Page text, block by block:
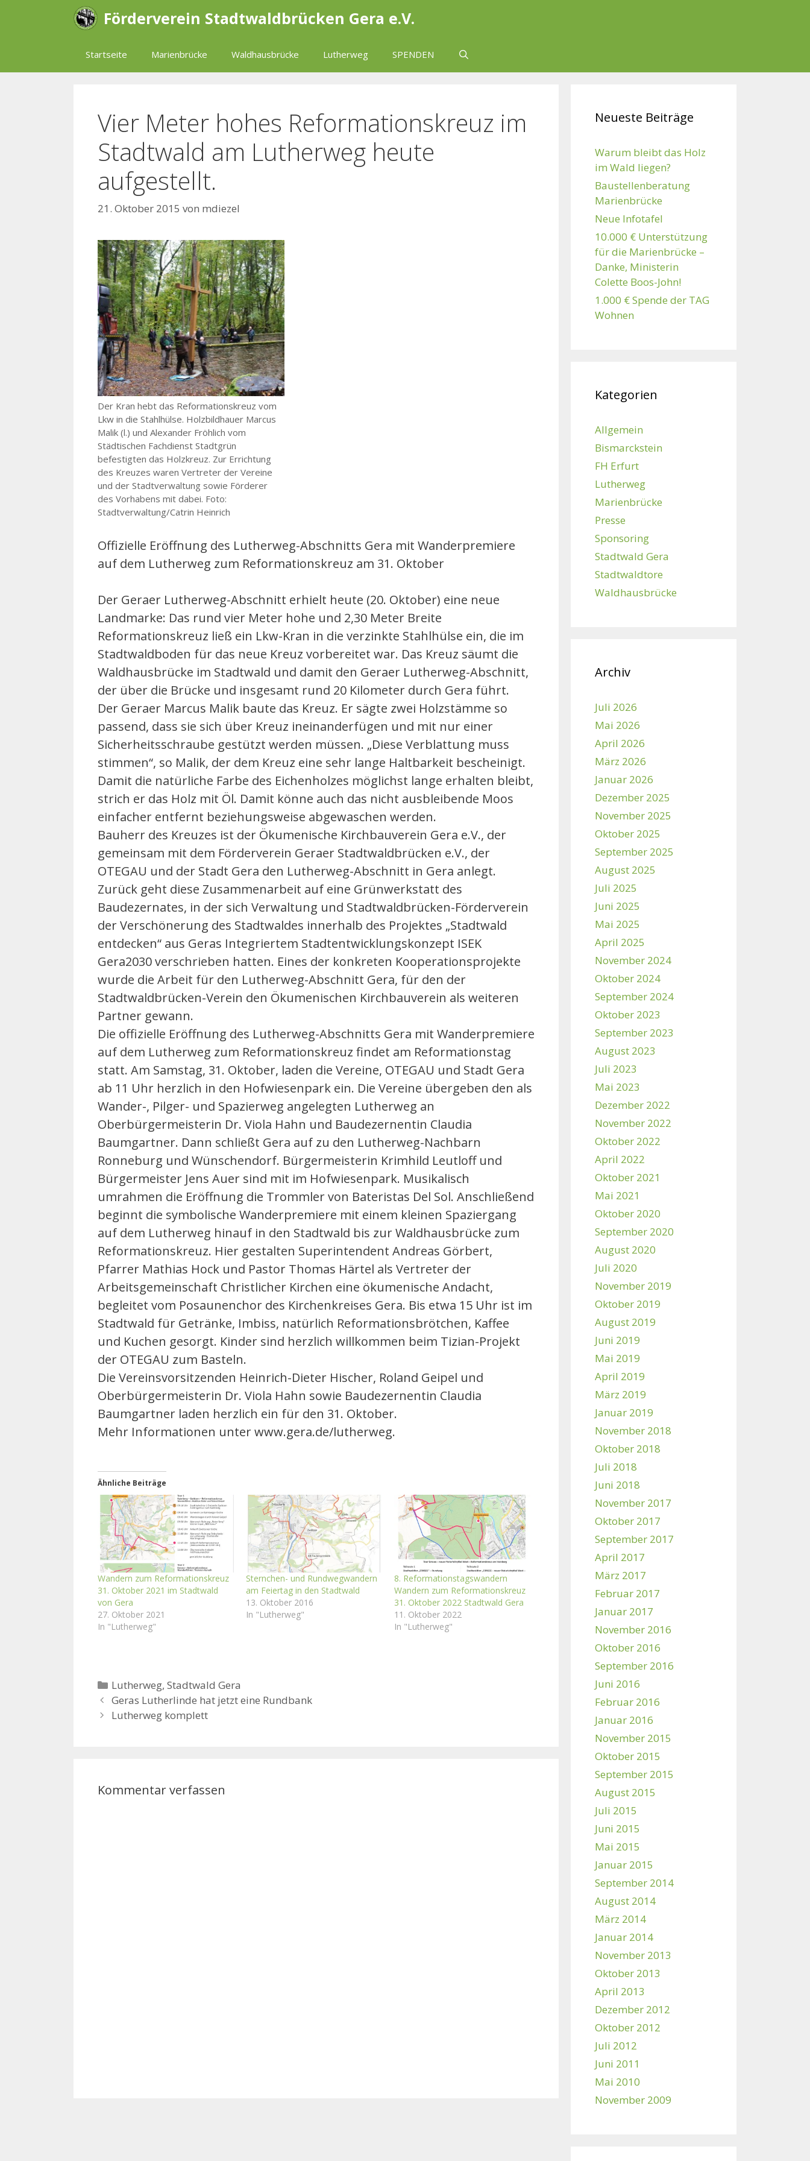
Förderverein Stadtwaldbrücken Gera e.V.
Startseite Marienbrücke Waldhausbrücke Lutherweg SPENDEN
Vier Meter hohes Reformationskreuz im
Stadtwald am Lutherweg heute
aufgestellt.
21. Oktober 2015 von mdiezel
Der Kran hebt das Reformationskreuz vom
Lkw in die Stahlhülse. Holzbildhauer Marcus
Malik (l.) und Alexander Fröhlich vom
Städtischen Fachdienst Stadtgrün
befestigten das Holzkreuz. Zur Errichtung
des Kreuzes waren Vertreter der Vereine
und der Stadtverwaltung sowie Förderer
des Vorhabens mit dabei. Foto:
Stadtverwaltung/Catrin Heinrich
Offizielle Eröffnung des Lutherweg-Abschnitts Gera mit Wanderpremiere
auf dem Lutherweg zum Reformationskreuz am 31. Oktober
Der Geraer Lutherweg-Abschnitt erhielt heute (20. Oktober) eine neue
Landmarke: Das rund vier Meter hohe und 2,30 Meter Breite
Reformationskreuz ließ ein Lkw-Kran in die verzinkte Stahlhülse ein, die im
Stadtwaldboden für das neue Kreuz vorbereitet war. Das Kreuz säumt die
Waldhausbrücke im Stadtwald und damit den Geraer Lutherweg-Abschnitt,
der über die Brücke und insgesamt rund 20 Kilometer durch Gera führt.
Der Geraer Marcus Malik baute das Kreuz. Er sägte zwei Holzstämme so
passend, dass sie sich über Kreuz ineinanderfügen und mit nur einer
Sicherheitsschraube gestützt werden müssen. „Diese Verblattung muss
stimmen“, so Malik, der dem Kreuz eine sehr lange Haltbarkeit bescheinigt.
Damit die natürliche Farbe des Eichenholzes möglichst lange erhalten bleibt,
strich er das Holz mit Öl. Damit könne auch das nicht ausbleibende Moos
einfacher entfernt beziehungsweise abgewaschen werden.
Bauherr des Kreuzes ist der Ökumenische Kirchbauverein Gera e.V., der
gemeinsam mit dem Förderverein Geraer Stadtwaldbrücken e.V., der
OTEGAU und der Stadt Gera den Lutherweg-Abschnitt in Gera anlegt.
Zurück geht diese Zusammenarbeit auf eine Grünwerkstatt des
Baudezernates, in der sich Verwaltung und Stadtwaldbrücken-Förderverein
der Verschönerung des Stadtwaldes innerhalb des Projektes „Stadtwald
entdecken“ aus Geras Integriertem Stadtentwicklungskonzept ISEK
Gera2030 verschrieben hatten. Eines der konkreten Kooperationsprojekte
wurde die Arbeit für den Lutherweg-Abschnitt Gera, für den der
Stadtwaldbrücken-Verein den Ökumenischen Kirchbauverein als weiteren
Partner gewann.
Die offizielle Eröffnung des Lutherweg-Abschnitts Gera mit Wanderpremiere
auf dem Lutherweg zum Reformationskreuz findet am Reformationstag
statt. Am Samstag, 31. Oktober, laden die Vereine, OTEGAU und Stadt Gera
ab 11 Uhr herzlich in den Hofwiesenpark ein. Die Vereine übergeben den als
Wander-, Pilger- und Spazierweg angelegten Lutherweg an
Oberbürgermeisterin Dr. Viola Hahn und Baudezernentin Claudia
Baumgartner. Dann schließt Gera auf zu den Lutherweg-Nachbarn
Ronneburg und Wünschendorf. Bürgermeisterin Krimhild Leutloff und
Bürgermeister Jens Auer sind mit im Hofwiesenpark. Musikalisch
umrahmen die Eröffnung die Trommler von Bateristas Del Sol. Anschließend
beginnt die symbolische Wanderpremiere mit einem kleinen Spaziergang
auf dem Lutherweg hinauf in den Stadtwald bis zur Waldhausbrücke zum
Reformationskreuz. Hier gestalten Superintendent Andreas Görbert,
Pfarrer Mathias Hock und Pastor Thomas Härtel als Vertreter der
Arbeitsgemeinschaft Christlicher Kirchen eine ökumenische Andacht,
begleitet vom Posaunenchor des Kirchenkreises Gera. Bis etwa 15 Uhr ist im
Stadtwald für Getränke, Imbiss, natürlich Reformationsbrötchen, Kaffee
und Kuchen gesorgt. Kinder sind herzlich willkommen beim Tizian-Projekt
der OTEGAU zum Basteln.
Die Vereinsvorsitzenden Heinrich-Dieter Hischer, Roland Geipel und
Oberbürgermeisterin Dr. Viola Hahn sowie Baudezernentin Claudia
Baumgartner laden herzlich ein für den 31. Oktober.
Mehr Informationen unter www.gera.de/lutherweg.
Ähnliche Beiträge
Wandern zum Reformationskreuz
31. Oktober 2021 im Stadtwald
von Gera
27. Oktober 2021
In "Lutherweg"
Sternchen- und Rundwegwandern
am Feiertag in den Stadtwald
13. Oktober 2016
In "Lutherweg"
8. Reformationstagswandern
Wandern zum Reformationskreuz
31. Oktober 2022 Stadtwald Gera
11. Oktober 2022
In "Lutherweg"
Kategorien
Lutherweg,Stadtwald Gera
Geras Lutherlinde hat jetzt eine Rundbank
Lutherweg komplett
Kommentar verfassen
Neueste Beiträge
Warum bleibt das Holz
im Wald liegen?
Baustellenberatung
Marienbrücke
Neue Infotafel
10.000 € Unterstützung
für die Marienbrücke –
Danke, Ministerin
Colette Boos-John!
1.000 € Spende der TAG
Wohnen
Kategorien
Allgemein
Bismarckstein
FH Erfurt
Lutherweg
Marienbrücke
Presse
Sponsoring
Stadtwald Gera
Stadtwaldtore
Waldhausbrücke
Archiv
Juli 2026
Mai 2026
April 2026
März 2026
Januar 2026
Dezember 2025
November 2025
Oktober 2025
September 2025
August 2025
Juli 2025
Juni 2025
Mai 2025
April 2025
November 2024
Oktober 2024
September 2024
Oktober 2023
September 2023
August 2023
Juli 2023
Mai 2023
Dezember 2022
November 2022
Oktober 2022
April 2022
Oktober 2021
Mai 2021
Oktober 2020
September 2020
August 2020
Juli 2020
November 2019
Oktober 2019
August 2019
Juni 2019
Mai 2019
April 2019
März 2019
Januar 2019
November 2018
Oktober 2018
Juli 2018
Juni 2018
November 2017
Oktober 2017
September 2017
April 2017
März 2017
Februar 2017
Januar 2017
November 2016
Oktober 2016
September 2016
Juni 2016
Februar 2016
Januar 2016
November 2015
Oktober 2015
September 2015
August 2015
Juli 2015
Juni 2015
Mai 2015
Januar 2015
September 2014
August 2014
März 2014
Januar 2014
November 2013
Oktober 2013
April 2013
Dezember 2012
Oktober 2012
Juli 2012
Juni 2011
Mai 2010
November 2009